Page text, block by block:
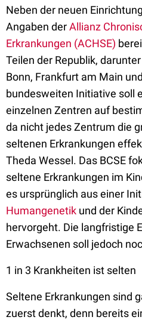
Neben der neuen
Angaben derAllianz
Erkrankungen (ACHSE)
Teilen der Republik,
Bonn, Frankfurt am Main
bundesweiten Initiative soll
einzelnen Zentren auf
da nicht jedes Zentrum die
seltenen Erkrankungen
Theda Wessel. Das BCSE
seltene Erkrankungen im
es ursprünglich aus einer
Humangenetik und der
hervorgeht. Die langfristige
Erwachsenen soll jedoch
1 in 3 Krankheiten ist selten
Seltene Erkrankungen sind
zuerst denkt, denn bereits